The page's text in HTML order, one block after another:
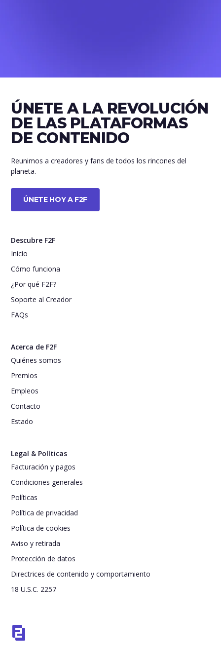
ÚNETE A LA REVOLUCIÓN
DE LAS PLATAFORMAS
DE CONTENIDO
Reunimos a creadores y fans de todos los rincones del
planeta.
ÚNETE HOY A F2F
Descubre F2F
Inicio
Cómo funciona
¿Por qué F2F?
Soporte al Creador
FAQs
Acerca de F2F
Quiénes somos
Premios
Empleos
Contacto
Estado
Legal & Políticas
Facturación y pagos
Condiciones generales
Políticas
Política de privacidad
Política de cookies
Aviso y retirada
Protección de datos
Directrices de contenido y comportamiento
18 U.S.C. 2257